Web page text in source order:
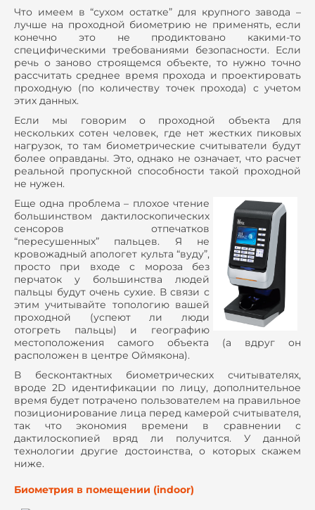
Что имеем в “сухом остатке” для крупного завода –
лучше на проходной биометрию не применять, если
конечно это не продиктовано какими-то
специфическими требованиями безопасности. Если
речь о заново строящемся объекте, то нужно точно
рассчитать среднее время прохода и проектировать
проходную (по количеству точек прохода) с учетом
этих данных.
Если мы говорим о проходной объекта для
нескольких сотен человек, где нет жестких пиковых
нагрузок, то там биометрические считыватели будут
более оправданы. Это, однако не означает, что расчет
реальной пропускной способности такой проходной
не нужен.
Еще одна проблема – плохое чтение
большинством дактилоскопических
сенсоров отпечатков
“пересушенных” пальцев. Я не
кровожадный апологет культа “вуду”,
просто при входе с мороза без
перчаток у большинства людей
пальцы будут очень сухие. В связи с
этим учитывайте топологию вашей
проходной (успеют ли люди
отогреть пальцы) и географию
местоположения самого объекта (а вдруг он
расположен в центре Оймякона).
В бесконтактных биометрических считывателях,
вроде 2D идентификации по лицу, дополнительное
время будет потрачено пользователем на правильное
позиционирование лица перед камерой считывателя,
так что экономия времени в сравнении с
дактилоскопией вряд ли получится. У данной
технологии другие достоинства, о которых скажем
ниже.
Биометрия в помещении (indoor)